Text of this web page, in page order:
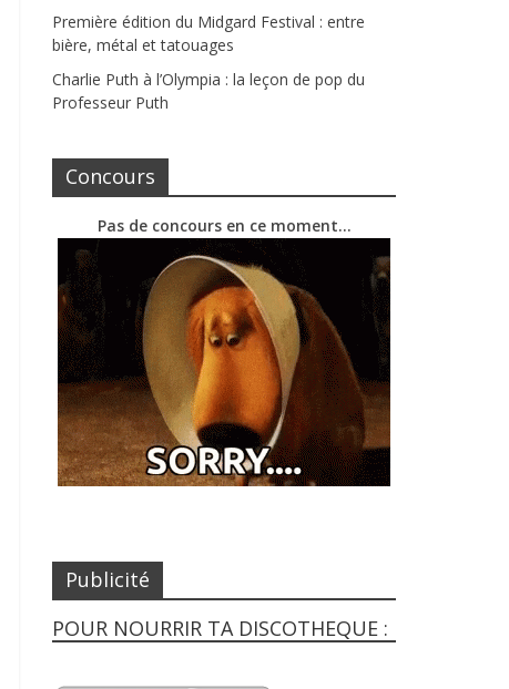
Première édition du Midgard Festival : entre
bière, métal et tatouages
Charlie Puth à l’Olympia : la leçon de pop du
Professeur Puth
Concours
Pas de concours en ce moment…
Publicité
POUR NOURRIR TA DISCOTHEQUE :